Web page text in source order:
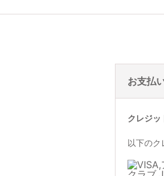
お支払
クレジッ
以下のク